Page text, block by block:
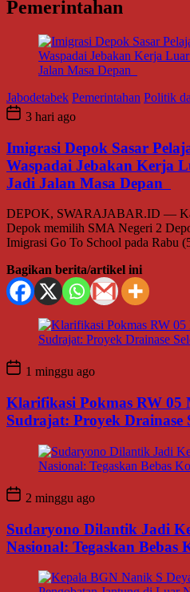
Pemerintahan
Jabodetabek Pemerintahan Politik
3 hari ago
Imigrasi Depok Sasar
Waspadai Jebakan Kerja
Jadi Jalan Masa Depan
DEPOK, SWARAJABAR.ID —
Depok memilih SMA Negeri 2
Imigrasi Go To School pada Rabu
Bagikan berita/artikel ini
1 minggu ago
Klarifikasi Pokmas RW 05
Sudrajat: Proyek Drainase
2 minggu ago
Sudaryono Dilantik Jadi
Nasional: Tegaskan Bebas